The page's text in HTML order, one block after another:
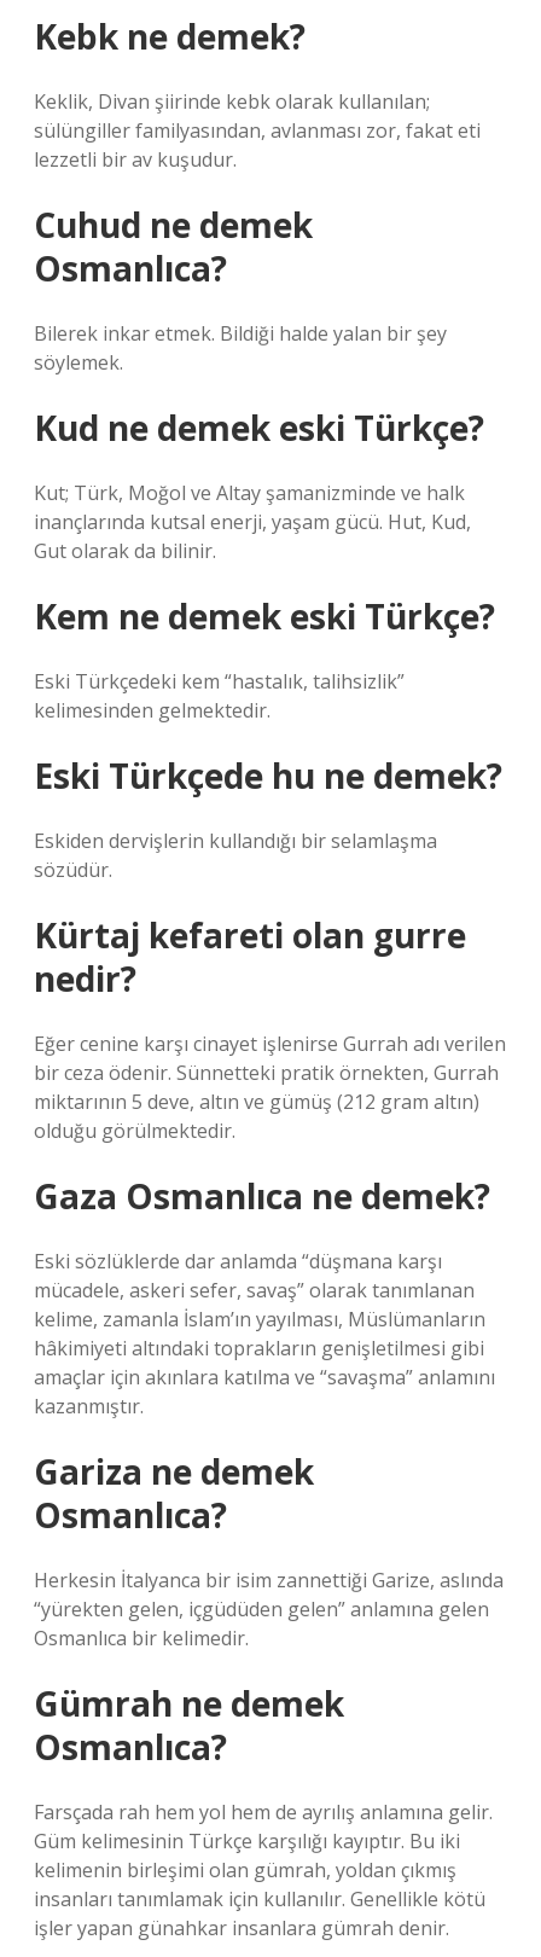
Kebk ne demek?
Keklik, Divan şiirinde kebk olarak kullanılan;
sülüngiller familyasından, avlanması zor, fakat eti
lezzetli bir av kuşudur.
Cuhud ne demek
Osmanlıca?
Bilerek inkar etmek. Bildiği halde yalan bir şey
söylemek.
Kud ne demek eski Türkçe?
Kut; Türk, Moğol ve Altay şamanizminde ve halk
inançlarında kutsal enerji, yaşam gücü. Hut, Kud,
Gut olarak da bilinir.
Kem ne demek eski Türkçe?
Eski Türkçedeki kem “hastalık, talihsizlik”
kelimesinden gelmektedir.
Eski Türkçede hu ne demek?
Eskiden dervişlerin kullandığı bir selamlaşma
sözüdür.
Kürtaj kefareti olan gurre
nedir?
Eğer cenine karşı cinayet işlenirse Gurrah adı verilen
bir ceza ödenir. Sünnetteki pratik örnekten, Gurrah
miktarının 5 deve, altın ve gümüş (212 gram altın)
olduğu görülmektedir.
Gaza Osmanlıca ne demek?
Eski sözlüklerde dar anlamda “düşmana karşı
mücadele, askeri sefer, savaş” olarak tanımlanan
kelime, zamanla İslam’ın yayılması, Müslümanların
hâkimiyeti altındaki toprakların genişletilmesi gibi
amaçlar için akınlara katılma ve “savaşma” anlamını
kazanmıştır.
Gariza ne demek
Osmanlıca?
Herkesin İtalyanca bir isim zannettiği Garize, aslında
“yürekten gelen, içgüdüden gelen” anlamına gelen
Osmanlıca bir kelimedir.
Gümrah ne demek
Osmanlıca?
Farsçada rah hem yol hem de ayrılış anlamına gelir.
Güm kelimesinin Türkçe karşılığı kayıptır. Bu iki
kelimenin birleşimi olan gümrah, yoldan çıkmış
insanları tanımlamak için kullanılır. Genellikle kötü
işler yapan günahkar insanlara gümrah denir.